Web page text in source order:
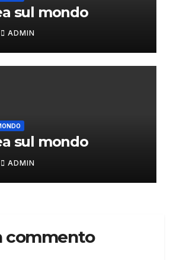
sul mondo
ADMIN
sul mondo
ADMIN
commento